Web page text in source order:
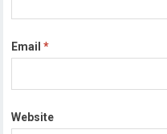
Email*
Website